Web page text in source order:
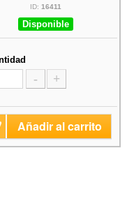
ID: 16411
Disponible
- +
Añadir al carrito